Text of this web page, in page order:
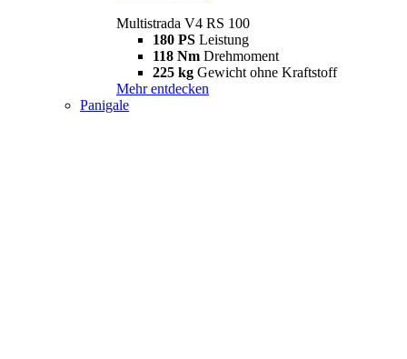
Multistrada V4 RS 100
180 PS Leistung
118 Nm Drehmoment
225 kg Gewicht ohne Kraftstoff
Mehr entdecken
Panigale